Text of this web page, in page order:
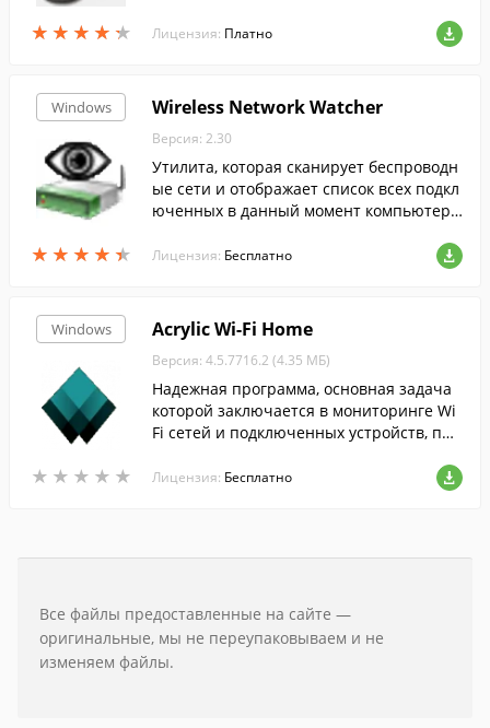
★ ★ ★ ★ ★
★ ★ ★ ★ ★ Лицензия: Платно
Windows
★ ★ ★ ★ ★
★ ★ ★ ★ ★
Wireless Network Watcher
Версия: 2.30
Утилита, которая сканирует беспроводн
ые сети и отображает список всех подкл
юченных в данный момент компьютеро
Лицензия: Бесплатно
Windows
★ ★ ★ ★ ★
★ ★ ★ ★ ★
Acrylic Wi-Fi Home
Версия: 4.5.7716.2 (4.35 МБ)
Надежная программа, основная задача
которой заключается в мониторинге Wi
Fi сетей и подключенных устройств, про
Лицензия: Бесплатно
Все файлы предоставленные на сайте —
оригинальные, мы не переупаковываем и не
изменяем файлы.